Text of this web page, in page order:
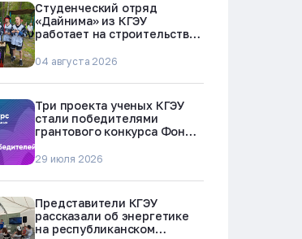
Студенческий отряд
«Дайнима» из КГЭУ
работает на строительстве
04 августа 2026
Три проекта ученых КГЭУ
стали победителями
грантового конкурса Фонда
Республики Татарстан
29 июля 2026
Представители КГЭУ
рассказали об энергетике
на республиканском